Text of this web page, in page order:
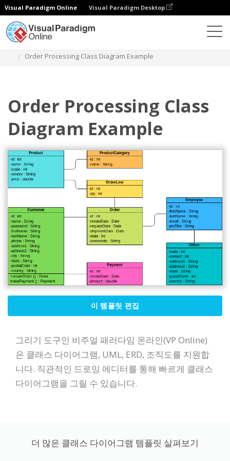
Visual Paradigm Online Visual Paradigm Desktop
Order Processing Class Diagram Example
Order Processing Class
Diagram Example
이 템플릿 편집
그리기 도구인 비주얼 패러다임 온라인(VP Online)
은 클래스 다이어그램, UML, ERD, 조직도를 지원합
니다. 직관적인 드로잉 에디터를 통해 빠르게 클래스
다이어그램을 그릴 수 있습니다.
더 많은 클래스 다이어그램 템플릿 살펴보기